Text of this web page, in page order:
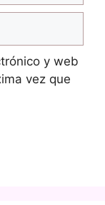
y web
vez que